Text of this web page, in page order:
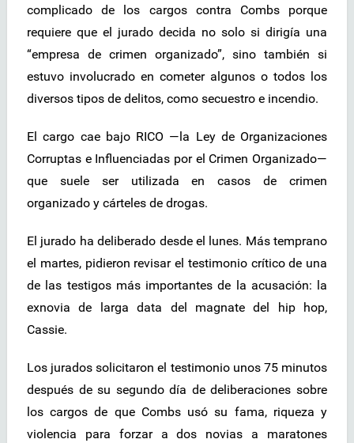
complicado de los cargos contra Combs porque
requiere que el jurado decida no solo si dirigía una
“empresa de crimen organizado”, sino también si
estuvo involucrado en cometer algunos o todos los
diversos tipos de delitos, como secuestro e incendio.
El cargo cae bajo RICO —la Ley de Organizaciones
Corruptas e Influenciadas por el Crimen Organizado—
que suele ser utilizada en casos de crimen
organizado y cárteles de drogas.
El jurado ha deliberado desde el lunes. Más temprano
el martes, pidieron revisar el testimonio crítico de una
de las testigos más importantes de la acusación: la
exnovia de larga data del magnate del hip hop,
Cassie.
Los jurados solicitaron el testimonio unos 75 minutos
después de su segundo día de deliberaciones sobre
los cargos de que Combs usó su fama, riqueza y
violencia para forzar a dos novias a maratones